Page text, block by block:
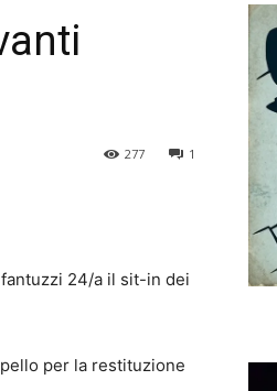
1
277
fantuzzi 24/a il sit-in dei
per la restituzione